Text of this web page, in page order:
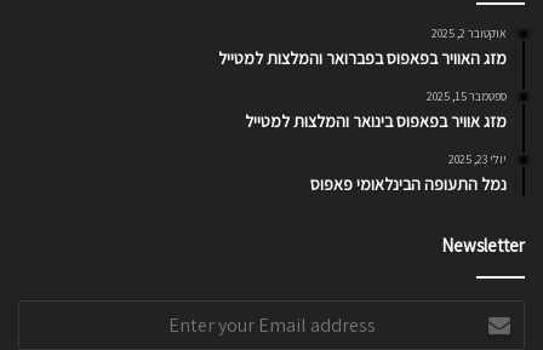
אוקטובר 2, 2025
מזג האוויר בפאפוס בפברואר והמלצות למטייל
ספטמבר 15, 2025
מזג אוויר בפאפוס בינואר והמלצות למטייל
יולי 23, 2025
נמל התעופה הבינלאומי פאפוס
Newsletter
Enter
your